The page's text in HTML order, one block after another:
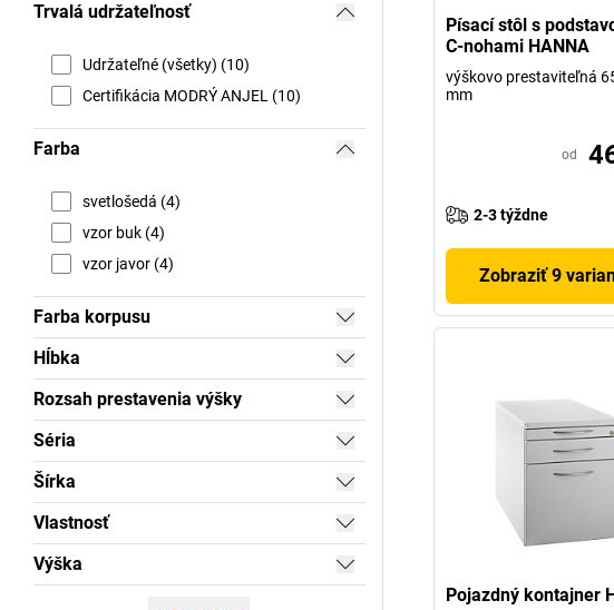
Trvalá udržateľnosť
Udržateľné (všetky) (10)
Certifikácia MODRÝ ANJEL (10)
Farba
svetlošedá (4)
vzor buk (4)
vzor javor (4)
Farba korpusu
Hĺbka
Rozsah prestavenia výšky
Séria
Šírka
Vlastnosť
Výška
Písací stôl s
C-nohami HANNA
výškovo prestaviteľná
mm
od
2-3 týždne
Zobraziť 9
Pojazdný kontajner